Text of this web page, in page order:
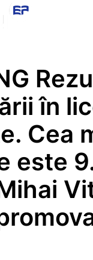
în
Cea
este